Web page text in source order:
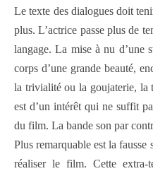
Le texte des dialogues doit
plus. L’actrice passe plus de
langage. La mise à nu d’une
corps d’une grande beauté,
la trivialité ou la goujaterie, la
est d’un intérêt qui ne suffit
du film. La bande son par
Plus remarquable est la fausse
réaliser le film. Cette extra-